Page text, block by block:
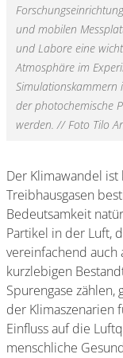
und mobilen
und Labore eine
Atmosphäre im
Simulationskammern
der photochemische
werden. // Foto Tilo
Der Klimawandel
Treibhausgasen
Bedeutsamkeit
Partikel in der Luft,
vereinfachend auch
kurzlebigen
Spurengase
der Klimaszenarien
Einfluss auf die
menschliche